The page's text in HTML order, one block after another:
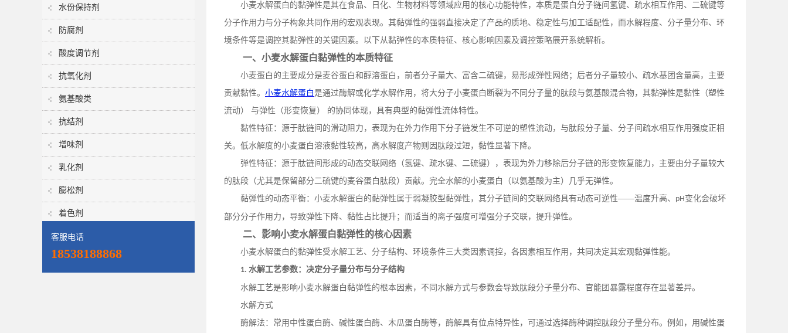
水份保持剂
防腐剂
酸度调节剂
抗氧化剂
氨基酸类
抗结剂
增味剂
乳化剂
膨松剂
着色剂
客服电话
18538188868
小麦水解蛋白的黏弹性是其在食品、日化、生物材料等领域应用的核心功能特性，本质是蛋白分子链间氢键、疏水相互作用、二硫键等
分子作用力与分子构象共同作用的宏观表现。其黏弹性的强弱直接决定了产品的质地、稳定性与加工适配性，而水解程度、分子量分布、环
境条件等是调控其黏弹性的关键因素。以下从黏弹性的本质特征、核心影响因素及调控策略展开系统解析。
一、小麦水解蛋白黏弹性的本质特征
小麦蛋白的主要成分是麦谷蛋白和醇溶蛋白，前者分子量大、富含二硫键，易形成弹性网络；后者分子量较小、疏水基团含量高，主要
贡献黏性。 小麦水解蛋白是通过酶解或化学水解作用，将大分子小麦蛋白断裂为不同分子量的肽段与氨基酸混合物，其黏弹性是黏性（塑性
流动）
与弹性（形变恢复）
的协同体现，具有典型的黏弹性流体特性。
黏性特征：源于肽链间的滑动阻力，表现为在外力作用下分子链发生不可逆的塑性流动，与肽段分子量、分子间疏水相互作用强度正相
关。低水解度的小麦蛋白溶液黏性较高，高水解度产物则因肽段过短，黏性显著下降。
弹性特征：源于肽链间形成的动态交联网络（氢键、疏水键、二硫键），表现为外力移除后分子链的形变恢复能力，主要由分子量较大
的肽段（尤其是保留部分二硫键的麦谷蛋白肽段）贡献。完全水解的小麦蛋白（以氨基酸为主）几乎无弹性。
黏弹性的动态平衡：小麦水解蛋白的黏弹性属于弱凝胶型黏弹性，其分子链间的交联网络具有动态可逆性——温度升高、 pH变化会破坏
部分分子作用力，导致弹性下降、黏性占比提升；而适当的离子强度可增强分子交联，提升弹性。
二、影响小麦水解蛋白黏弹性的核心因素
小麦水解蛋白的黏弹性受水解工艺、分子结构、环境条件三大类因素调控，各因素相互作用，共同决定其宏观黏弹性能。
1. 水解工艺参数：决定分子量分布与分子结构
水解工艺是影响小麦水解蛋白黏弹性的根本因素，不同水解方式与参数会导致肽段分子量分布、官能团暴露程度存在显著差异。
水解方式
酶解法：常用中性蛋白酶、碱性蛋白酶、木瓜蛋白酶等，酶解具有位点特异性，可通过选择酶种调控肽段分子量分布。例如，用碱性蛋